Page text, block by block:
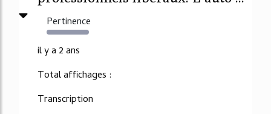
Pertinence
46572%
il y a 2 ans
Total affichages :
Transcription